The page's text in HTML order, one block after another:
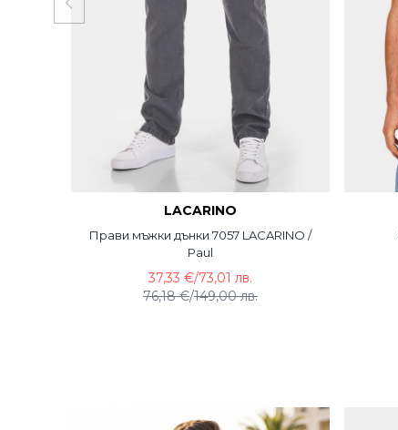
LACARINO
Прави мъжки дънки 7057 LACARINO /
Paul
76,18 €/149,00 лв.
37,33 €/73,01 лв.